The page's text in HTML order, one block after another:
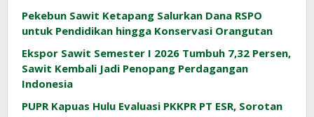
Pekebun Sawit Ketapang Salurkan Dana RSPO
untuk Pendidikan hingga Konservasi Orangutan
Ekspor Sawit Semester I 2026 Tumbuh 7,32 Persen,
Sawit Kembali Jadi Penopang Perdagangan
Indonesia
PUPR Kapuas Hulu Evaluasi PKKPR PT ESR, Sorotan